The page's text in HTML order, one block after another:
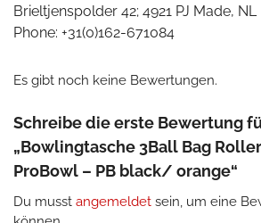
Brieltjenspolder 42; 4921 PJ Made, NL
Phone: +31(0)162-671084
Es gibt noch keine Bewertungen.
Schreibe die erste Bewertung
„Bowlingtasche 3Ball Bag
ProBowl – PB black/ orange“
Du musst angemeldet sein, um eine